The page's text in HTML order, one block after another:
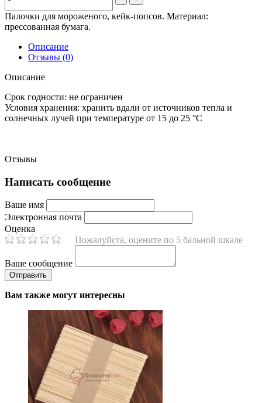
Палочки для мороженого, кейк-попсов. Материал:
прессованная бумага.
Описание
Отзывы (0)
Описание
Срок годности: не ограничен
Условия хранения: хранить вдали от источников тепла и
солнечных лучей при температуре от 15 до 25 °C
Отзывы
Написать сообщение
Ваше имя
Электронная почта
Оценка
Пожалуйста, оцените по 5 бальной шкале
Ваше сообщение
Вам также могут интересны